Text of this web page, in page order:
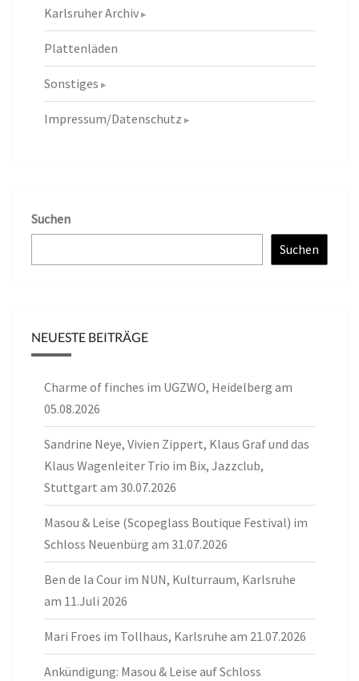
Karlsruher Archiv
Plattenläden
Sonstiges
Impressum/Datenschutz
Suchen
Suchen
NEUESTE BEITRÄGE
Charme of finches im UGZWO, Heidelberg am
05.08.2026
Sandrine Neye, Vivien Zippert, Klaus Graf und das
Klaus Wagenleiter Trio im Bix, Jazzclub,
Stuttgart am 30.07.2026
Masou & Leise (Scopeglass Boutique Festival) im
Schloss Neuenbürg am 31.07.2026
Ben de la Cour im NUN, Kulturraum, Karlsruhe
am 11.Juli 2026
Mari Froes im Tollhaus, Karlsruhe am 21.07.2026
Ankündigung: Masou & Leise auf Schloss